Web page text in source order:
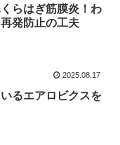
らはぎ筋膜炎！わ
発防止の工夫
2025.08.17
るエアロビクスを